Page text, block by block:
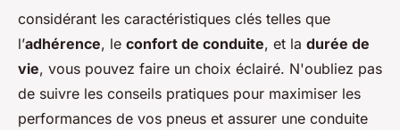
considérant les caractéristiques clés telles que
l’adhérence, le confort de conduite, et la durée de
vie, vous pouvez faire un choix éclairé. N'oubliez pas
de suivre les conseils pratiques pour maximiser les
performances de vos pneus et assurer une conduite